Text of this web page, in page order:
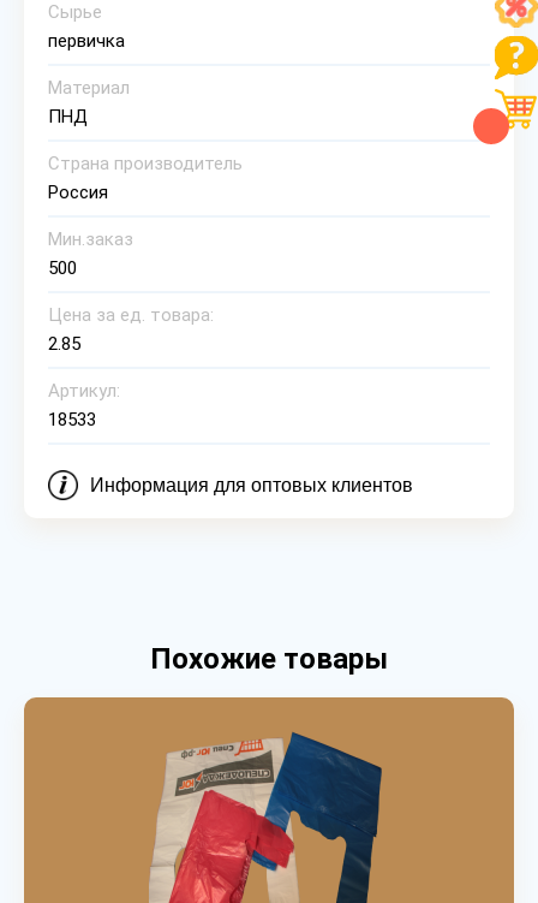
Сырье
первичка
Материал
ПНД
Страна производитель
Россия
Мин.заказ
500
Цена за ед. товара:
2.85
Артикул:
18533
Информация для оптовых клиентов
Похожие товары